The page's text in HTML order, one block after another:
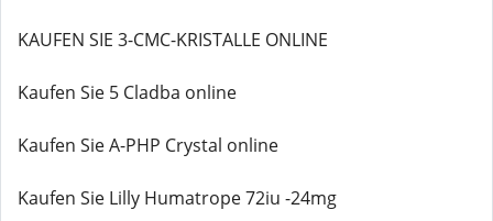
KAUFEN SIE 3-CMC-KRISTALLE ONLINE
Kaufen Sie 5 Cladba online
Kaufen Sie A-PHP Crystal online
Kaufen Sie Lilly Humatrope 72iu -24mg